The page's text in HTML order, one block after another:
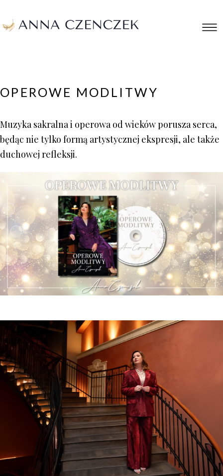
OPEROWE MODLITWY
Muzyka sakralna i operowa od wieków porusza serca,
będąc nie tylko formą artystycznej ekspresji, ale także
duchowej refleksji.